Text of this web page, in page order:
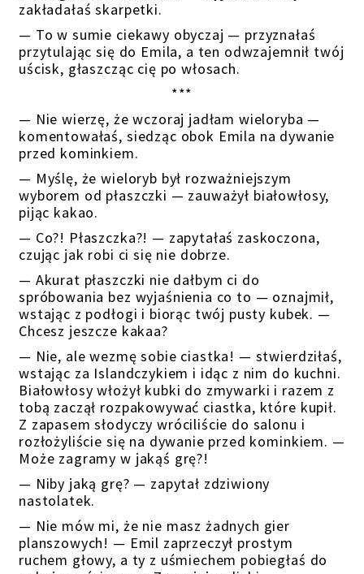
zakładałaś skarpetki.
— To w sumie ciekawy obyczaj — przyznałaś
przytulając się do Emila, a ten odwzajemnił twój
uścisk, głaszcząc cię po włosach.
***
— Nie wierzę, że wczoraj jadłam wieloryba —
komentowałaś, siedząc obok Emila na dywanie
przed kominkiem.
— Myślę, że wieloryb był rozważniejszym
wyborem od płaszczki — zauważył białowłosy,
pijąc kakao.
— Co?! Płaszczka?! — zapytałaś zaskoczona,
czując jak robi ci się nie dobrze.
— Akurat płaszczki nie dałbym ci do
spróbowania bez wyjaśnienia co to — oznajmił,
wstając z podłogi i biorąc twój pusty kubek. —
Chcesz jeszcze kakaa?
— Nie, ale wezmę sobie ciastka! — stwierdziłaś,
wstając za Islandczykiem i idąc z nim do kuchni.
Białowłosy włożył kubki do zmywarki i razem z
tobą zaczął rozpakowywać ciastka, które kupił.
Z zapasem słodyczy wróciliście do salonu i
rozłożyliście się na dywanie przed kominkiem. —
Może zagramy w jakąś grę?!
— Niby jaką grę? — zapytał zdziwiony
nastolatek.
— Nie mów mi, że nie masz żadnych gier
planszowych! — Emil zaprzeczył prostym
ruchem głowy, a ty z uśmiechem pobiegłaś do